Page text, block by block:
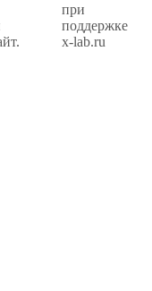
при
поддержке
x-lab.ru